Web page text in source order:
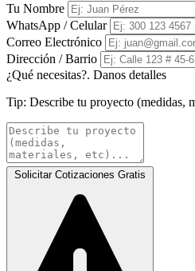
Tu Nombre
WhatsApp / Celular
Correo Electrónico
Dirección / Barrio
¿Qué necesitas?. Danos detalles
Tip: Describe tu proyecto (medidas,
Solicitar Cotizaciones Gratis